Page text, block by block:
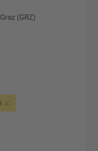
(GRZ)